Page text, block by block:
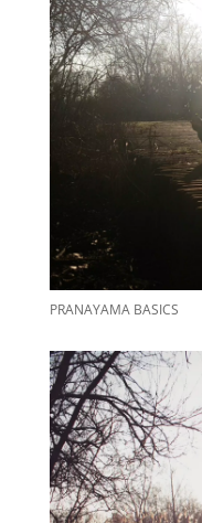
PRANAYAMA BASICS